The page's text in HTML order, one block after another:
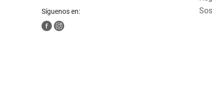
Síguenos en: